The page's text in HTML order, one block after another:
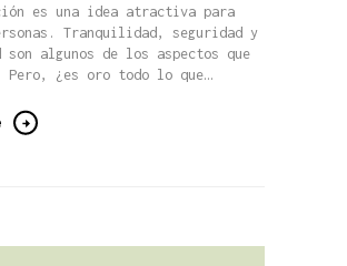
es una idea atractiva para
Tranquilidad, seguridad y
son algunos de los aspectos que
Pero, ¿es oro todo lo que…